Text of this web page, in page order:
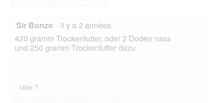
Sir Bonzo · il y a 2 années
420 gramm Trockenfutter, oder 2 Doden nass
und 250 gramm Trockenfutter dazu
Utile ?